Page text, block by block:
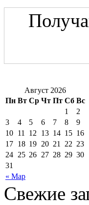
Август 2026
Пн Вт Ср Чт Пт Сб Вс
« Мар
1
2
3
4 5 6 7 8
9
10 11 12 13 14 15 16
17 18 19 20 21 22 23
24 25 26 27 28 29 30
31
Свежие